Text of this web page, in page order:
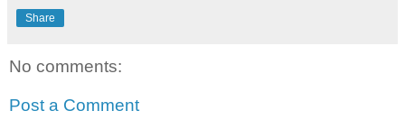
Share
No comments:
Post a Comment